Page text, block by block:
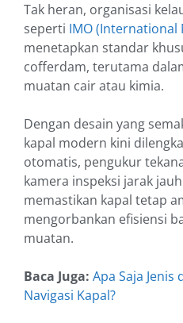
Tak heran, organisasi
seperti IMO
menetapkan standar
cofferdam, terutama
muatan cair atau kimia.
Dengan desain yang
kapal modern kini
otomatis, pengukur
kamera inspeksi jarak
memastikan kapal tetap
mengorbankan efisiensi
muatan.
Baca Juga: Apa Saja Jenis
Navigasi Kapal?